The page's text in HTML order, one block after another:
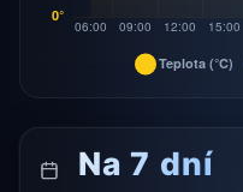
Na 7 dní